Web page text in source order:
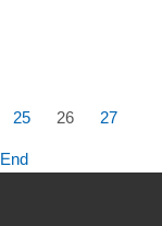
25 26 27
End